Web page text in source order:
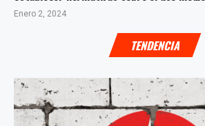
Enero 2, 2024
TENDENCIA